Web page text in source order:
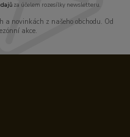
za účelem rozesílky newsletteru.
a novinkách z našeho obchodu. Od
akce.